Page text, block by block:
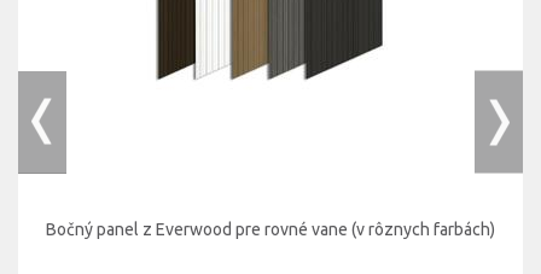
Bočný panel z Everwood pre rovné vane (v rôznych farbách)